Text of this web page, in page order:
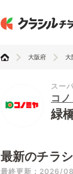
大阪府 大
スー
コ
緑
最新のチラ
最終更新：2026/